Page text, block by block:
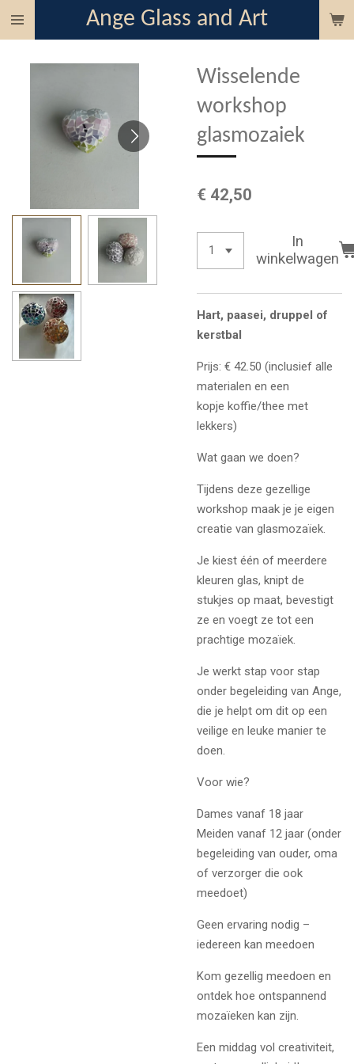
Ga
direct
Ange Glass and Art
Wisselende
workshop
glasmozaiek
€ 42,50
In
winkelwagen
Hart, paasei, druppel of
kerstbal
Prijs: € 42.50 (inclusief alle
materialen en een
kopje koffie/thee met
lekkers)
Wat gaan we doen?
Tijdens deze gezellige
workshop maak je je eigen
creatie van glasmozaïek.
Je kiest één of meerdere
kleuren glas, knipt de
stukjes op maat, bevestigt
ze en voegt ze tot een
prachtige mozaïek.
Je werkt stap voor stap
onder begeleiding van Ange,
die je helpt om dit op een
veilige en leuke manier te
doen.
Voor wie?
Dames vanaf 18 jaar
Meiden vanaf 12 jaar (onder
begeleiding van ouder, oma
of verzorger die ook
meedoet)
Geen ervaring nodig –
iedereen kan meedoen
Kom gezellig meedoen en
ontdek hoe ontspannend
mozaïeken kan zijn.
Een middag vol creativiteit,